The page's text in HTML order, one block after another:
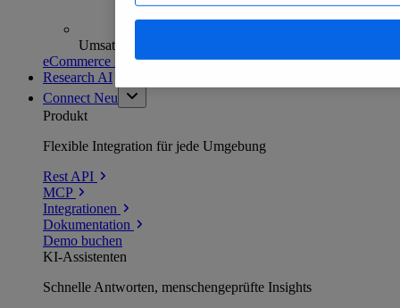
Umsatzanalysen und -prognosen
eCommerce Insights entdecken
Research AI
Connect Neu
Produkt
Flexible Integration für jede Umgebung
Rest API
MCP
Integrationen
Dokumentation
Demo buchen
KI-Assistenten
Schnelle Antworten, menschengeprüfte Insights